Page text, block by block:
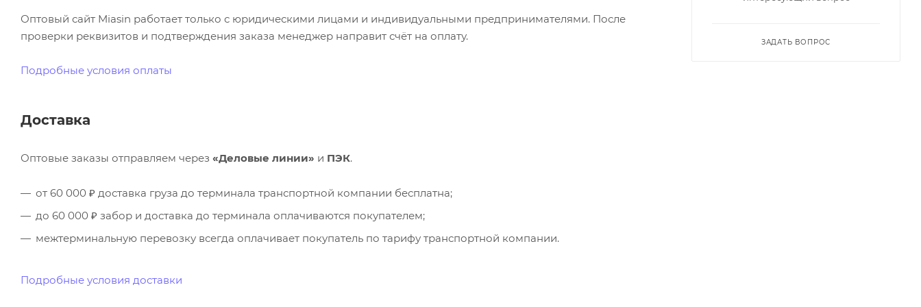
Оптовый сайт Miasin работает только с юридическими лицами и индивидуальными предпринимателями. После
проверки реквизитов и подтверждения заказа менеджер направит счёт на оплату.
Подробные условия оплаты
Доставка
Оптовые заказы отправляем через «Деловые линии» и ПЭК.
от 60 000 ₽ доставка груза до терминала транспортной компании бесплатна;
до 60 000 ₽ забор и доставка до терминала оплачиваются покупателем;
межтерминальную перевозку всегда оплачивает покупатель по тарифу транспортной компании.
Подробные условия доставки
ЗАДАТЬ ВОПРОС